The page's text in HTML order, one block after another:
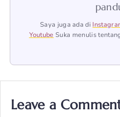
Saya juga ada di
Youtube Suka menulis
Leave a